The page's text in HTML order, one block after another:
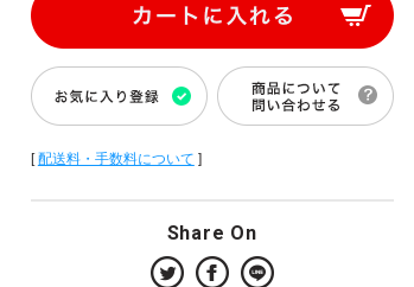
[配送料・手数料について ]
Share On